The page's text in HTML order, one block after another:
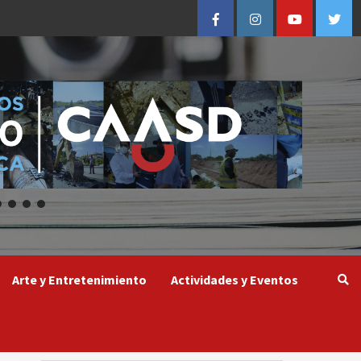
FacebookInstagramYoutube
Arte y Entretenimiento Actividades y Eventos